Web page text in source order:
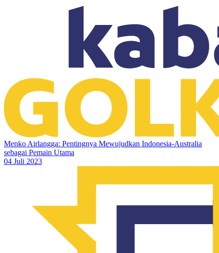
Menko Airlangga: Pentingnya Mewujudkan Indonesia-Australia
sebagai Pemain Utama
04 Juli 2023